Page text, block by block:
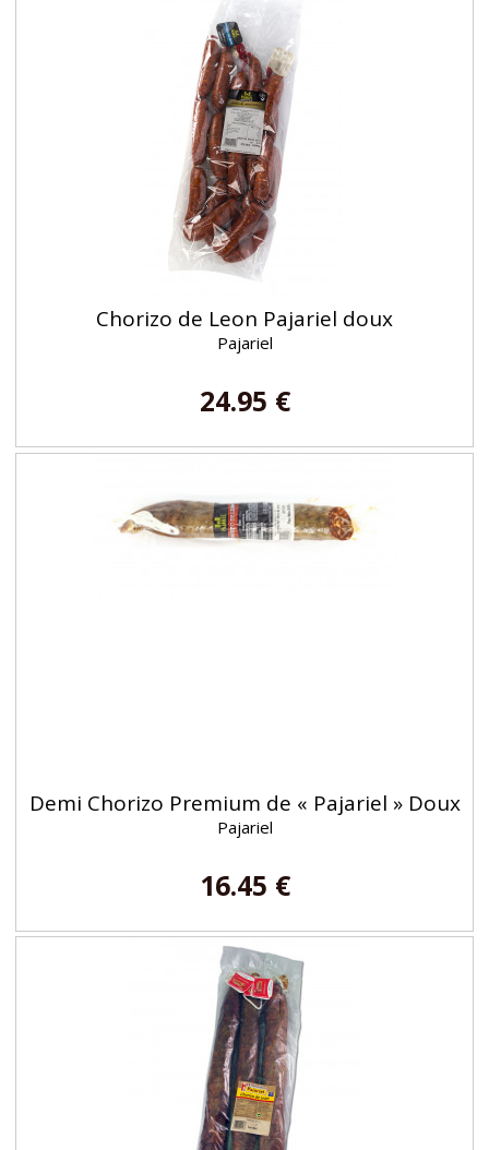
Chorizo de Leon Pajariel doux
Pajariel
24.95 €
Demi Chorizo Premium de « Pajariel » Doux
Pajariel
16.45 €